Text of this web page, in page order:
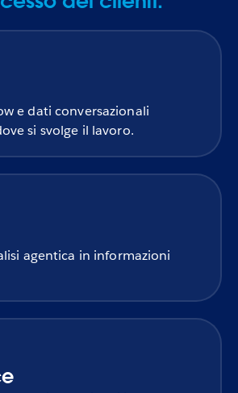
e dati conversazionali
si svolge il lavoro.
agentica in informazioni